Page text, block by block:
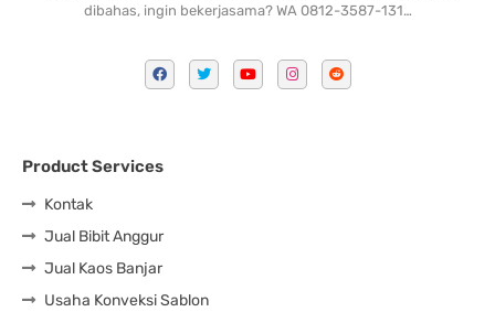
dibahas, ingin bekerjasama? WA 0812-3587-131…
Product Services
Kontak
Jual Bibit Anggur
Jual Kaos Banjar
Usaha Konveksi Sablon